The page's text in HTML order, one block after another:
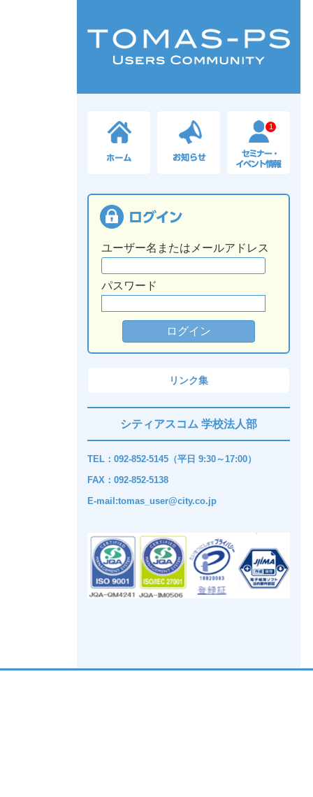
1
ユーザー名またはメールアドレス
パスワード
リンク集
シティアスコム 学校法人部
TEL：092-852-5145（平日 9:30～17:00）
FAX：092-852-5138
E-mail:tomas_user@city.co.jp